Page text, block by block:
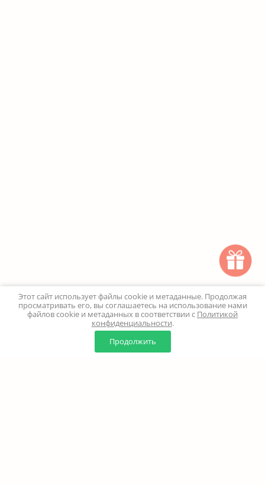
0
Корзина
Этот сайт использует файлы cookie и метаданные. Продолжая
просматривать его, вы соглашаетесь на использование нами
файлов cookie и метаданных в соответствии с Политикой
конфиденциальности.
Продолжить